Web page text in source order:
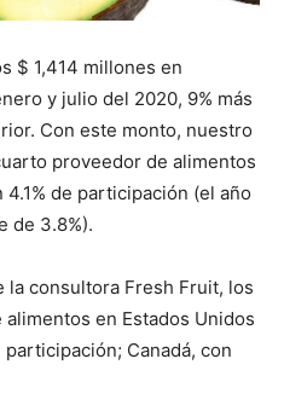
$ 1,414 millones en
y julio del 2020, 9% más
Con este monto, nuestro
proveedor de alimentos
de participación (el año
de 3.8%).
la consultora Fresh Fruit, los
en Estados Unidos
Canadá, con